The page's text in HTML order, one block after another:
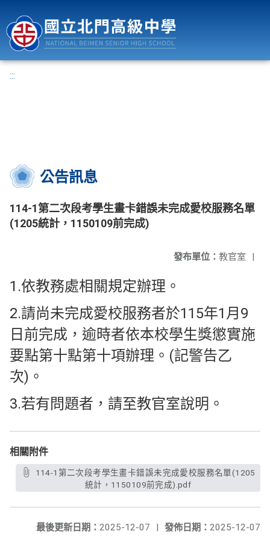
:::
公告訊息
114-1第二次段考學生畫卡錯誤未完成愛校服務名單
(1205統計，1150109前完成)
發布單位： 教官室 |
1.依教務處相關規定辦理。
2.請尚未完成愛校服務者於115年1月9
日前完成，逾時者依本校學生獎懲實施
要點第十點第十項辦理。(記警告乙
次)。
3.若有問題者，請至教官室說明。
相關附件
統計，1150109前完成).pdf
發佈日期： 2025-12-07
最後更新日期： 2025-12-07 |